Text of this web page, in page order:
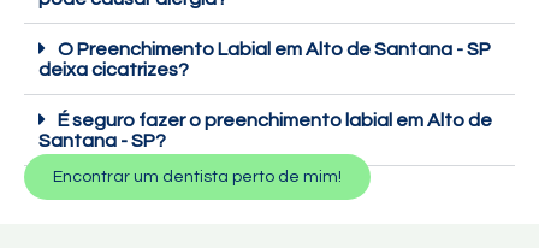
O Preenchimento Labial em Alto de Santana - SP
deixa cicatrizes?
É seguro fazer o preenchimento labial em Alto de
Santana - SP?
Encontrar um dentista perto de mim!